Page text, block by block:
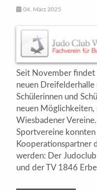
04. März 2025
Seit November
neuen
Schülerinnen und
neuen Möglichkeiten,
Wiesbadener
Sportvereine konnten
Kooperationspartner
werden: Der
und der TV 1846